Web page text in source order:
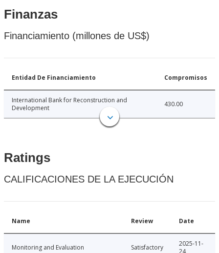
Finanzas
Financiamiento (millones de US$)
Entidad De Financiamiento Compromisos
International Bank for Reconstruction and
Development
430.00
Ratings
CALIFICACIONES DE LA EJECUCIÓN
Name Review Date
Monitoring and Evaluation Satisfactory
2025-11-